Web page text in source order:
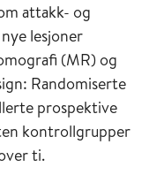
attakk- og
lesjoner
(MR) og
Randomiserte
prospektive
kontrollgrupper
ti.